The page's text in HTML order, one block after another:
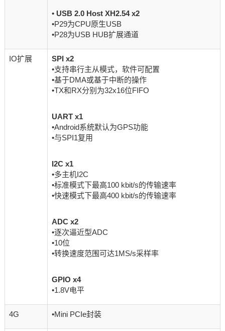
• USB 2.0 Host XH2.54 x2
•P29为CPU原生USB
•P28为USB HUB扩展通道
IO扩展
SPI x2
•支持串行主从模式，软件可配置
•基于DMA或基于中断的操作
•TX和RX分别为32x16位FIFO
UART x1
•Android系统默认为GPS功能
•与SPI1复用
I2C x1
•多主机I2C
•标准模式下最高100 kbit/s的传输速率
•快速模式下最高400 kbit/s的传输速率
ADC x2
•逐次逼近型ADC
•10位
•转换速度范围可达1MS/s采样率
GPIO x4
•1.8V电平
4G •Mini PCIe封装